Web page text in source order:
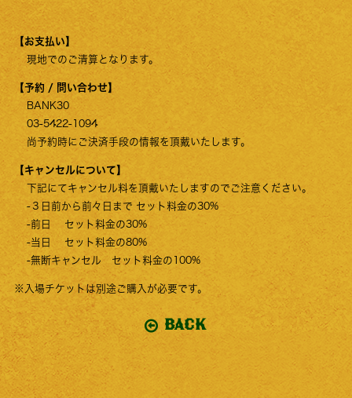
【お支払い】
現地でのご清算となります。
【予約 / 問い合わせ】
BANK30
03-5422-1094
尚予約時にご決済手段の情報を頂戴いたします。
【キャンセルについて】
下記にてキャンセル料を頂戴いたしますのでご注意ください。
-３日前から前々日まで セット料金の30%
-前日 セット料金の30%
-当日 セット料金の80%
-無断キャンセル セット料金の100%
※入場チケットは別途ご購入が必要です。
BACK